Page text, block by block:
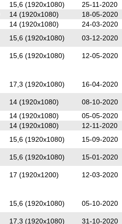
15,6 (1920x1080)
25-11-2020
14 (1920x1080)
18-05-2020
14 (1920x1080)
24-03-2020
15,6 (1920x1080) 03-12-2020
15,6 (1920x1080) 12-05-2020
17,3 (1920x1080) 16-04-2020
14 (1920x1080)
08-10-2020
14 (1920x1080)
05-05-2020
14 (1920x1080)
12-11-2020
15,6 (1920x1080) 15-09-2020
15,6 (1920x1080) 15-01-2020
17 (1920x1200) 12-03-2020
15,6 (1920x1080)
05-10-2020
17,3 (1920x1080) 31-10-2020